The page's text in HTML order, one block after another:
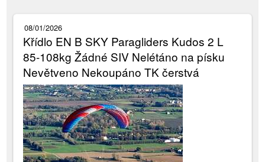
08/01/2026
Křídlo EN B SKY Paragliders Kudos 2 L
85-108kg Žádné SIV Nelétáno na písku
Nevětveno Nekoupáno TK čerstvá